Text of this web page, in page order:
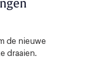
de nieuwe
draaien.